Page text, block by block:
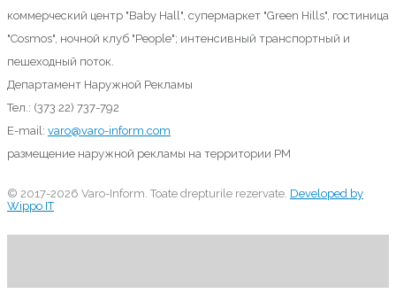
коммерческий центр "Baby Hall", супермаркет "Green Hills", гостиница
"Cosmos", ночной клуб "People"; интенсивный транспортный и
пешеходный поток.
Департамент Наружной Рекламы
Тел.: (373 22) 737-792
E-mail: varo@varo-inform.com
размещение наружной рекламы на территории РМ
© 2017-2026 Varo-Inform. Toate drepturile rezervate. Developed by
Wippo IT